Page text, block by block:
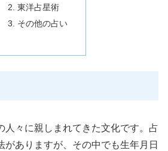
東洋占星術
その他の占い
人々に親しまれてきた文化です。占
がありますが、その中でも生年月日